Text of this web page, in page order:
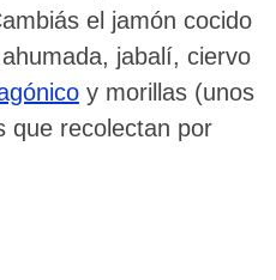
el jamón cocido
jabalí, ciervo
y morillas (unos
que recolectan por